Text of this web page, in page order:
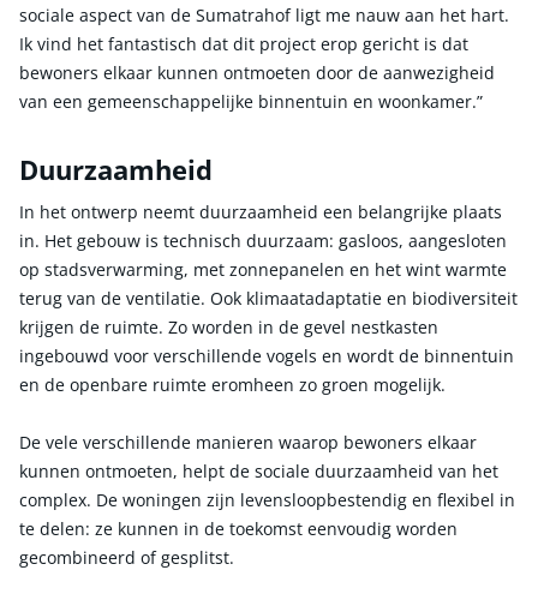
sociale aspect van de Sumatrahof ligt me nauw aan het hart.
Ik vind het fantastisch dat dit project erop gericht is dat
bewoners elkaar kunnen ontmoeten door de aanwezigheid
van een gemeenschappelijke binnentuin en woonkamer.”
Duurzaamheid
In het ontwerp neemt duurzaamheid een belangrijke plaats
in. Het gebouw is technisch duurzaam: gasloos, aangesloten
op stadsverwarming, met zonnepanelen en het wint warmte
terug van de ventilatie. Ook klimaatadaptatie en biodiversiteit
krijgen de ruimte. Zo worden in de gevel nestkasten
ingebouwd voor verschillende vogels en wordt de binnentuin
en de openbare ruimte eromheen zo groen mogelijk.
De vele verschillende manieren waarop bewoners elkaar
kunnen ontmoeten, helpt de sociale duurzaamheid van het
complex. De woningen zijn levensloopbestendig en flexibel in
te delen: ze kunnen in de toekomst eenvoudig worden
gecombineerd of gesplitst.